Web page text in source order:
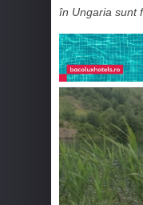
în Ungaria sunt